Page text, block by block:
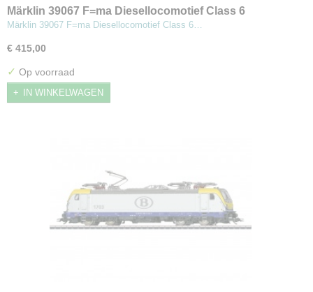
Märklin 39067 F=ma Diesellocomotief Class 6
Märklin 39067 F=ma Diesellocomotief Class 6…
€ 415,00
✓ Op voorraad
IN WINKELWAGEN